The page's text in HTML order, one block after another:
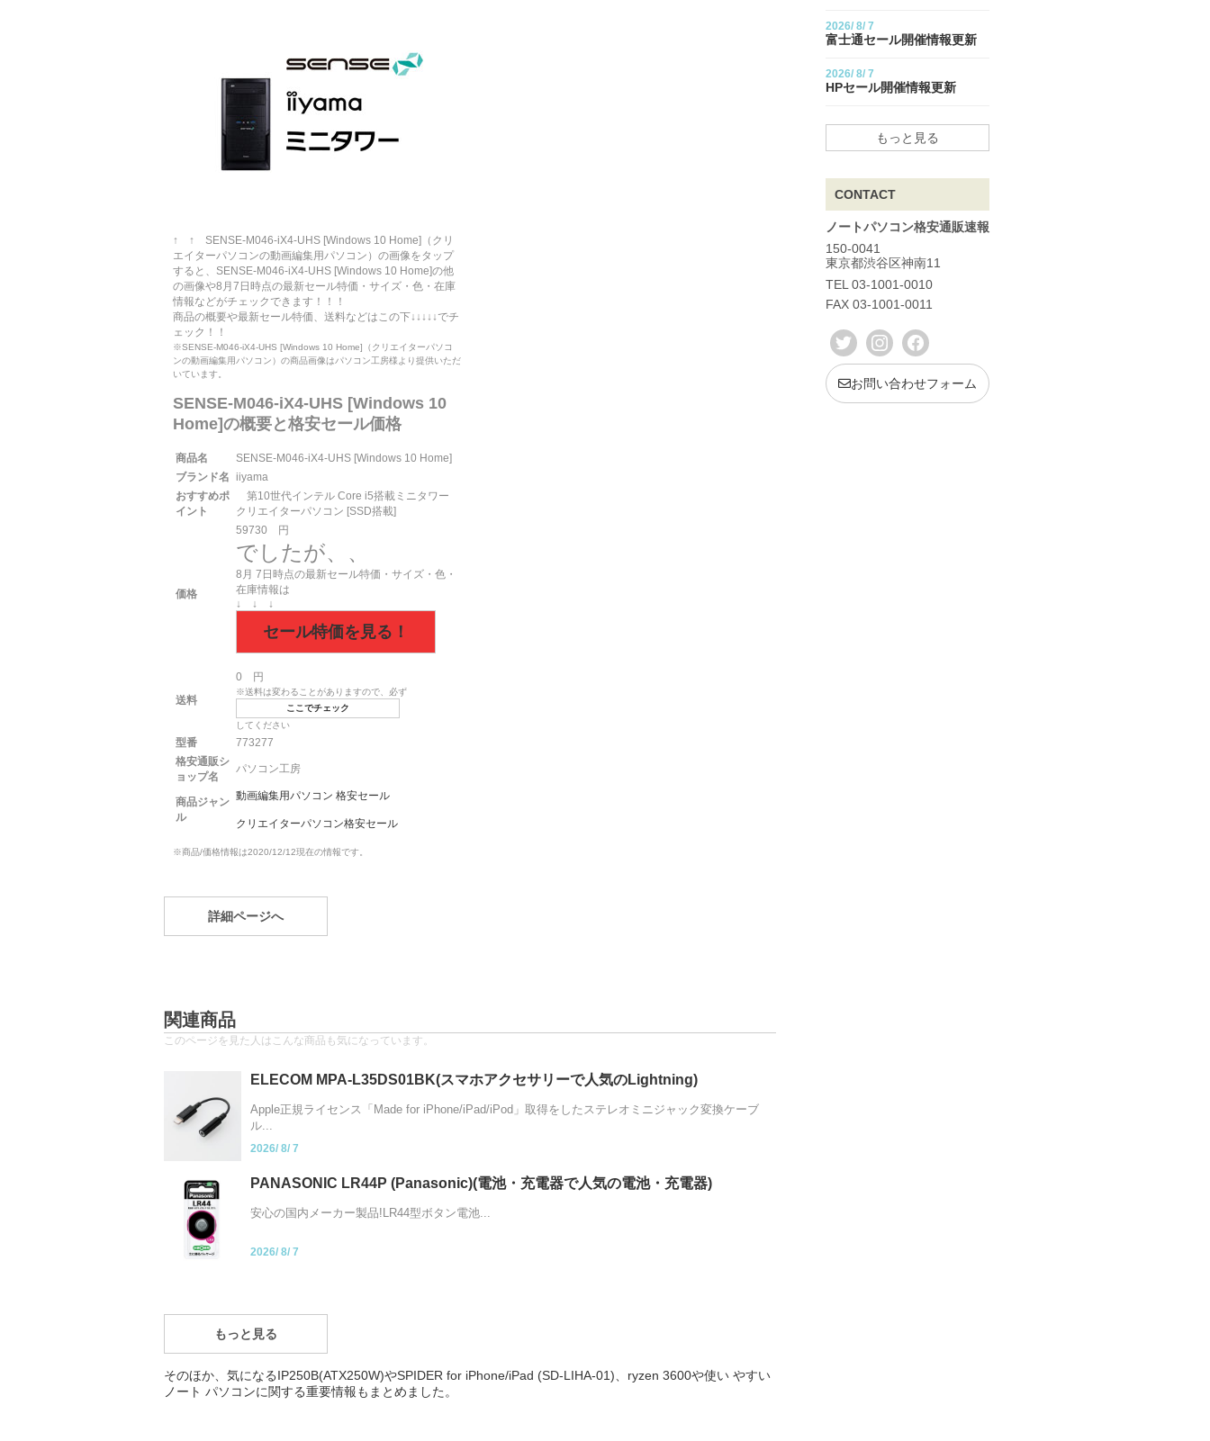
↑ ↑ SENSE-M046-iX4-UHS [Windows 10 Home]（クリ
エイターパソコンの動画編集用パソコン）の画像をタップ
すると、SENSE-M046-iX4-UHS [Windows 10 Home]の他
の画像や8月 7日 時点の最新セール特価・サイズ・色・在庫
情報などがチェックできます！！！
商品の概要や最新セール特価、送料などはこの下↓↓↓↓↓でチ
ェック！！
※SENSE-M046-iX4-UHS [Windows 10 Home]（クリエイターパソコ
ンの動画編集用パソコン）の商品画像はパソコン工房様より提供いただ
いています。
SENSE-M046-iX4-UHS [Windows 10
Home]の概要と格安セール価格
商品名
SENSE-M046-iX4-UHS [Windows 10 Home]
ブランド名 iiyama
おすすめポ
イント
第10世代インテル Core i5搭載ミニタワー
クリエイターパソコン [SSD搭載]
価格
59730 円
でしたが、、
8月 7日 時点の最新セール特価・サイズ・色・
在庫情報は
↓ ↓ ↓
セール特価を見る！
送料
0 円
※送料は変わることがありますので、必ず
ここでチェック
してください
型番
773277
格安通販シ
ョップ名
パソコン工房
商品ジャン
ル
動画編集用パソコン 格安セール
クリエイターパソコン格安セール
※商品/価格情報は2020/12/12現在の情報です。
詳細ページへ
関連商品
このページを見た人はこんな商品も気になっています。
ELECOM MPA-L35DS01BK(スマホアクセサリーで人気のLightning)
Apple正規ライセンス「Made for iPhone/iPad/iPod」取得をしたステレオミニジャック変換ケーブ
ル...
2026/ 8/ 7
PANASONIC LR44P (Panasonic)(電池・充電器で人気の電池・充電器)
安心の国内メーカー製品!LR44型ボタン電池...
2026/ 8/ 7
もっと見る
そのほか、気になるIP250B(ATX250W)やSPIDER for iPhone/iPad (SD-LIHA-01)、ryzen 3600や使い やすい
ノート パソコンに関する重要情報もまとめました。
2026/ 8/ 7
富士通セール開催情報更新
2026/ 8/ 7
HPセール開催情報更新
もっと見る
CONTACT
ノートパソコン格安通販速報
150-0041
東京都渋谷区神南11
TEL 03-1001-0010
FAX 03-1001-0011
お問い合わせフォーム